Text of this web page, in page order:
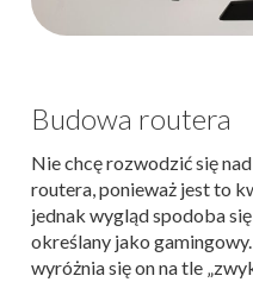
Budowa routera
Nie chcę rozwodzić się
routera, ponieważ jest to
jednak wygląd spodoba
określany jako
wyróżnia się on na tle